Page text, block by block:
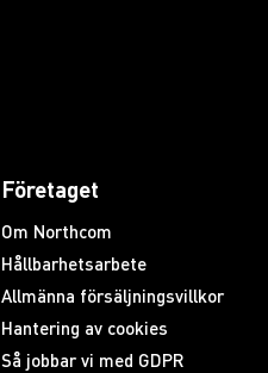
Företaget
Om Northcom
Hållbarhetsarbete
Allmänna försäljningsvillkor
Hantering av cookies
Så jobbar vi med GDPR